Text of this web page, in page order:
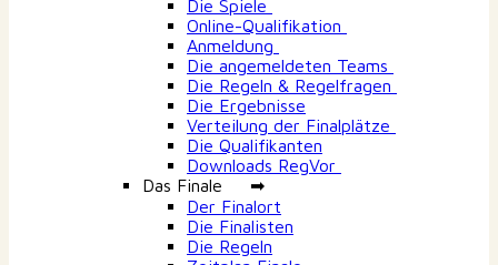
Die Spiele
Online-Qualifikation
Anmeldung
Die angemeldeten Teams
Die Regeln & Regelfragen
Die Ergebnisse
Verteilung der Finalplätze
Die Qualifikanten
Downloads RegVor
Das Finale ➡
Der Finalort
Die Finalisten
Die Regeln